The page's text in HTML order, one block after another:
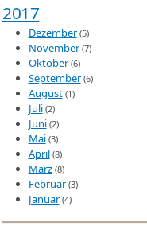
2017
Dezember (5)
November (7)
Oktober (6)
September (6)
August (1)
Juli (2)
Juni (2)
Mai (3)
April (8)
März (8)
Februar (3)
Januar (4)